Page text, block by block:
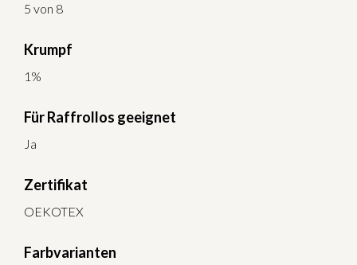
5 von 8
Krumpf
1%
Für Raffrollos geeignet
Ja
Zertifikat
OEKOTEX
Farbvarianten